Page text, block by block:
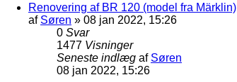
Renovering af BR 120 (model fra Märklin)
af Søren » 08 jan 2022, 15:26
0 Svar
1477 Visninger
Seneste indlæg af Søren
08 jan 2022, 15:26